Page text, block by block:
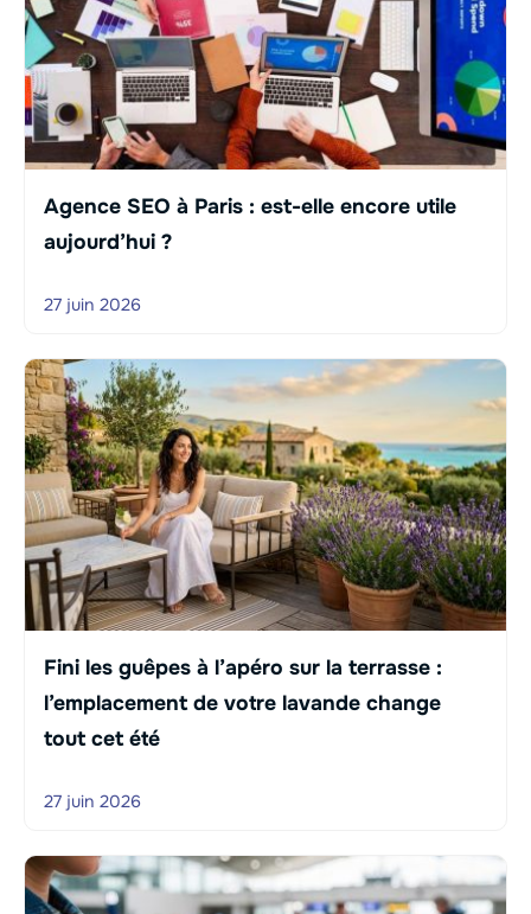
Agence SEO à Paris : est-elle encore utile
aujourd’hui ?
27 juin 2026
Fini les guêpes à l’apéro sur la terrasse :
l’emplacement de votre lavande change
tout cet été
27 juin 2026